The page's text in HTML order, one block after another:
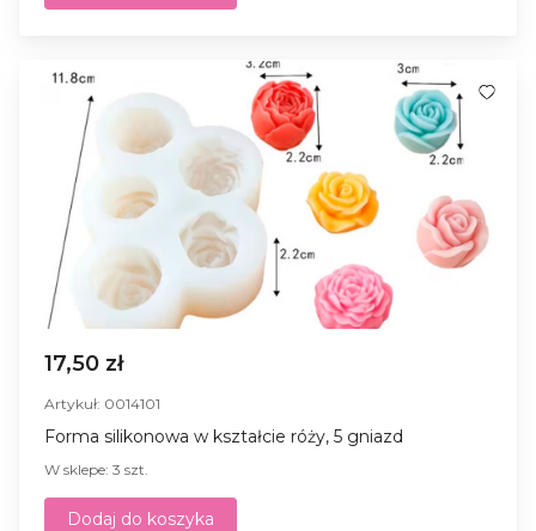
17,50 zł
Artykuł: 0014101
Forma silikonowa w kształcie róży, 5 gniazd
W sklepe: 3 szt.
Dodaj do koszyka